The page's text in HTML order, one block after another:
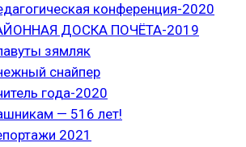
конференция-2020
ДОСКА ПОЧЁТА-2019
зямляк
снайпер
года-2020
— 516 лет!
2021